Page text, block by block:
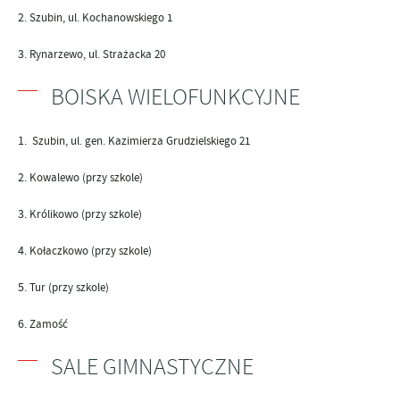
Szubin, ul. Kochanowskiego 1
Rynarzewo, ul. Strażacka 20
BOISKA WIELOFUNKCYJNE
Szubin, ul. gen. Kazimierza Grudzielskiego 21
Kowalewo (przy szkole)
Królikowo (przy szkole)
Kołaczkowo (przy szkole)
Tur (przy szkole)
Zamość
SALE GIMNASTYCZNE